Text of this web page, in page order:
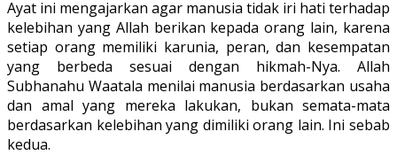
Ayat ini mengajarkan agar manusia tidak iri hati terhadap
kelebihan yang Allah berikan kepada orang lain, karena
setiap orang memiliki karunia, peran, dan kesempatan
yang berbeda sesuai dengan hikmah-Nya. Allah
Subhanahu Waatala menilai manusia berdasarkan usaha
dan amal yang mereka lakukan, bukan semata-mata
berdasarkan kelebihan yang dimiliki orang lain. Ini sebab
kedua.